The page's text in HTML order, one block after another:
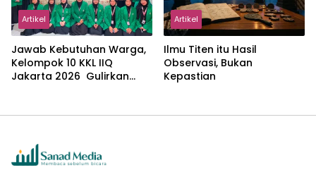
Artikel
Jawab Kebutuhan Warga,
Kelompok 10 KKL IIQ
Jakarta 2026 Gulirkan
Artikel
Ilmu Titen itu Hasil
Observasi, Bukan
Kepastian